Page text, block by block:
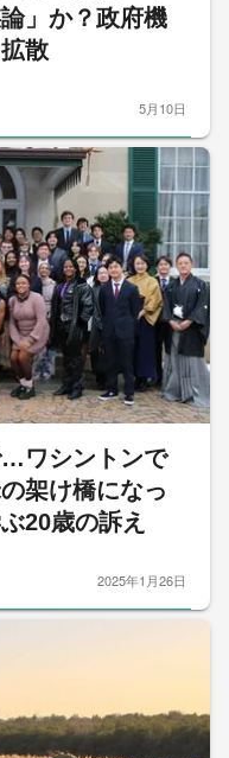
」か？政府機
散
5月10日
…ワシントンで
架け橋になっ
20歳の訴え
2025年1月26日